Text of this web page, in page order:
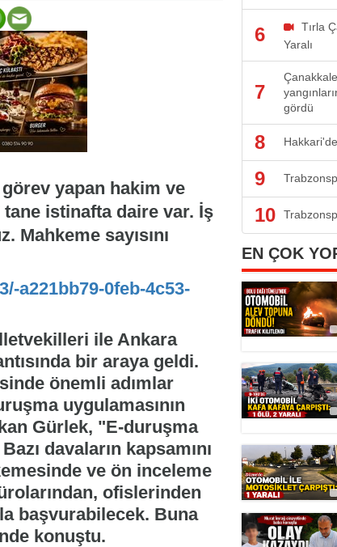
görev yapan hakim ve
tane istinafta daire var. İş
sayısını
a221bb79-0feb-4c53-
ile Ankara
bir araya geldi.
önemli adımlar
uygulamasının
Gürlek, "E-duruşma
davaların kapsamını
ve ön inceleme
ofislerinden
başvurabilecek. Buna
konuştu.
6
Tırla
Yaralı
7
gördü
8
9
10
EN ÇOK